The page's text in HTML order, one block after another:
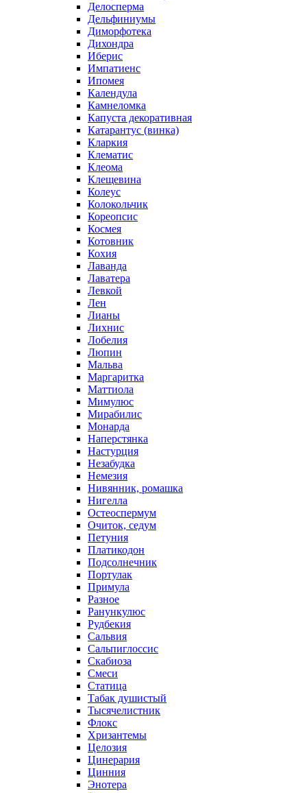
Делосперма
Дельфиниумы
Диморфотека
Дихондра
Иберис
Импатиенс
Ипомея
Календула
Камнеломка
Капуста декоративная
Катарантус (винка)
Кларкия
Клематис
Клеома
Клещевина
Колеус
Колокольчик
Кореопсис
Космея
Котовник
Кохия
Лаванда
Лаватера
Левкой
Лен
Лианы
Лихнис
Лобелия
Люпин
Мальва
Маргаритка
Маттиола
Мимулюс
Мирабилис
Монарда
Наперстянка
Настурция
Незабудка
Немезия
Нивянник, ромашка
Нигелла
Остеоспермум
Очиток, седум
Петуния
Платикодон
Подсолнечник
Портулак
Примула
Разное
Ранункулюс
Рудбекия
Сальвия
Сальпиглоссис
Скабиоза
Смеси
Статица
Табак душистый
Тысячелистник
Флокс
Хризантемы
Целозия
Цинерария
Цинния
Энотера